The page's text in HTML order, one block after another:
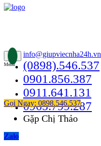
Menu
Gọi Ngay: 0898.546.537
info@giupviecnha24h.vn
(0898).546.537
0901.856.387
0911.641.131
0965.799.287
Gặp Chị Thảo
Zalo